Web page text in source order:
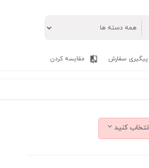
پیگیری سفارش مقایسه کردن
کنید